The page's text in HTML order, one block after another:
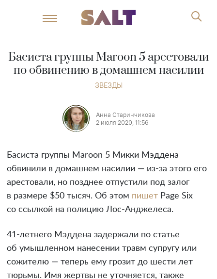
Басиста группы Maroon 5 арестовали
по обвинению в домашнем насилии
ЗВЕЗДЫ
Анна Старинчикова
2 июля 2020, 11:56
Басиста группы Maroon 5 Микки Мэддена
обвинили в домашнем насилии — из-за этого его
арестовали, но позднее отпустили под залог
в размере $50 тысяч. Об этом пишет Page Six
со ссылкой на полицию Лос-Анджелеса.
41-летнего Мэддена задержали по статье
об умышленном нанесении травм супругу или
сожителю — теперь ему грозит до шести лет
тюрьмы. Имя жертвы не уточняется, также